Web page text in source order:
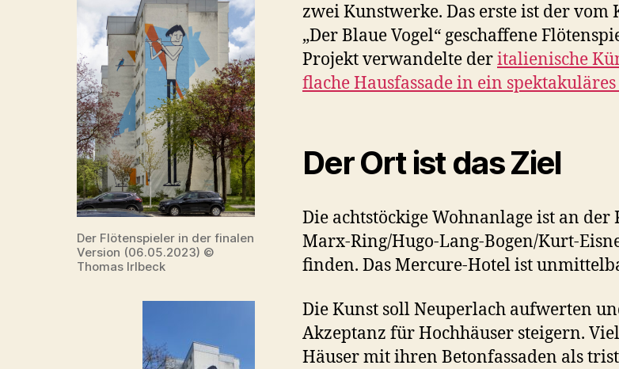
Der Flötenspieler in der finalen
Version (06.05.2023) ©
Thomas Irlbeck
zwei Kunstwerke. Das erste ist der
„Der Blaue Vogel“ geschaffene
Projekt verwandelte deritalienische
flache Hausfassade in ein
Der Ort ist das Ziel
Die achtstöckige Wohnanlage ist an
Marx-Ring/Hugo-Lang-Bogen/Kurt-
finden. Das Mercure-Hotel ist
Die Kunst soll Neuperlach aufwerten
Akzeptanz für Hochhäuser steigern.
Häuser mit ihren Betonfassaden als